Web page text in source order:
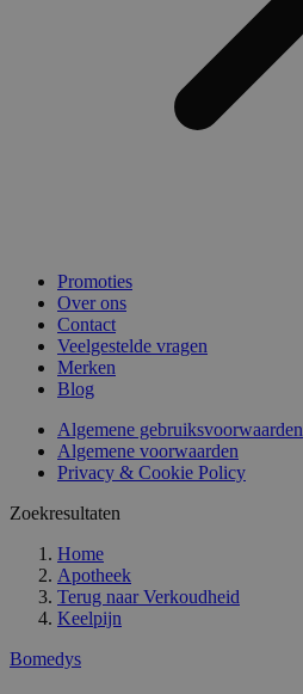
Promoties
Over ons
Contact
Veelgestelde vragen
Merken
Blog
Algemene gebruiksvoorwaarden
Algemene voorwaarden
Privacy & Cookie Policy
Zoekresultaten
Home
Apotheek
Terug naar Verkoudheid
Keelpijn
Bomedys